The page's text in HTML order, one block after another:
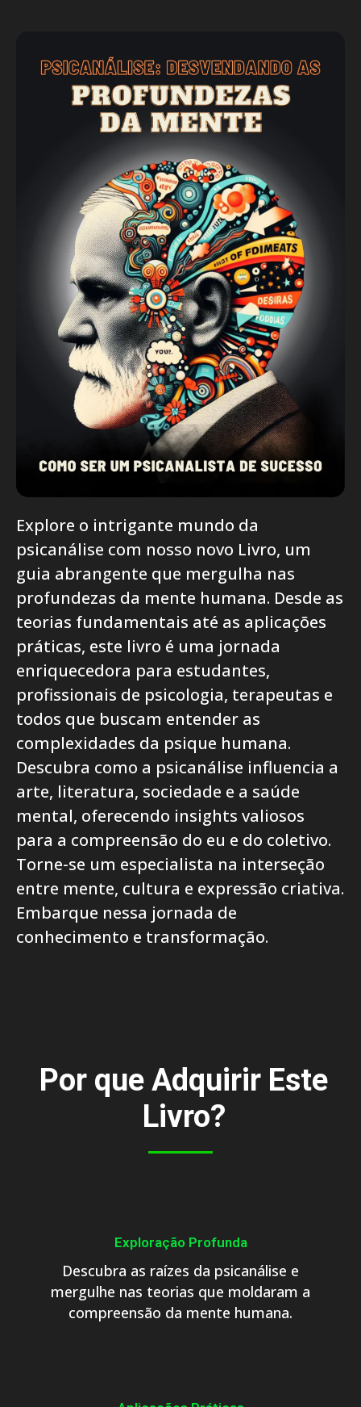
Explore o intrigante mundo da
psicanálise com nosso novo Livro, um
guia abrangente que mergulha nas
profundezas da mente humana. Desde as
teorias fundamentais até as aplicações
práticas, este livro é uma jornada
enriquecedora para estudantes,
profissionais de psicologia, terapeutas e
todos que buscam entender as
complexidades da psique humana.
Descubra como a psicanálise influencia a
arte, literatura, sociedade e a saúde
mental, oferecendo insights valiosos
para a compreensão do eu e do coletivo.
Torne-se um especialista na interseção
entre mente, cultura e expressão criativa.
Embarque nessa jornada de
conhecimento e transformação.
Por que Adquirir Este
Livro?
Exploração Profunda
Descubra as raízes da psicanálise e
mergulhe nas teorias que moldaram a
compreensão da mente humana.